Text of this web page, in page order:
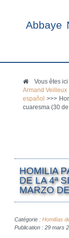
Abbaye
Vous êtes
Armand Veilleux
español
>>>
cuaresma (30
HOMILIA
DE LA 4ª
MARZO
Catégorie : Homilías
Publication : 29 mars